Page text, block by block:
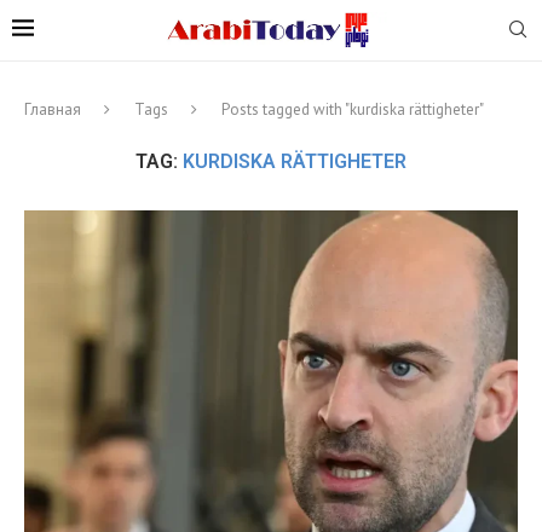
Главная Tags Posts tagged with "kurdiska rättigheter"
TAG: KURDISKA RÄTTIGHETER